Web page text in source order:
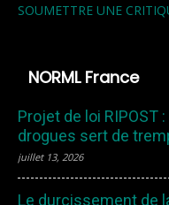
SOUMETTRE UNE
NORML France
Projet de loi RIPOST
drogues sert de
juillet 13, 2026
Le durcissement de